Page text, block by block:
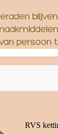
persoon
RVS